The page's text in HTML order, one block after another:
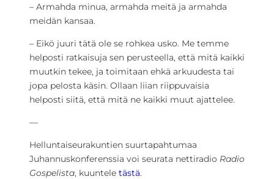
– Armahda minua, armahda meitä ja armahda
meidän kansaa.
– Eikö juuri tätä ole se rohkea usko. Me temme
helposti ratkaisuja sen perusteella, että mitä kaikki
muutkin tekee, ja toimitaan ehkä arkuudesta tai
jopa pelosta käsin. Ollaan liian riippuvaisia
helposti siitä, että mitä ne kaikki muut ajattelee.
—
Helluntaiseurakuntien suurtapahtumaa
Juhannuskonferenssia voi seurata nettiradio Radio
Gospelista, kuuntele tästä.